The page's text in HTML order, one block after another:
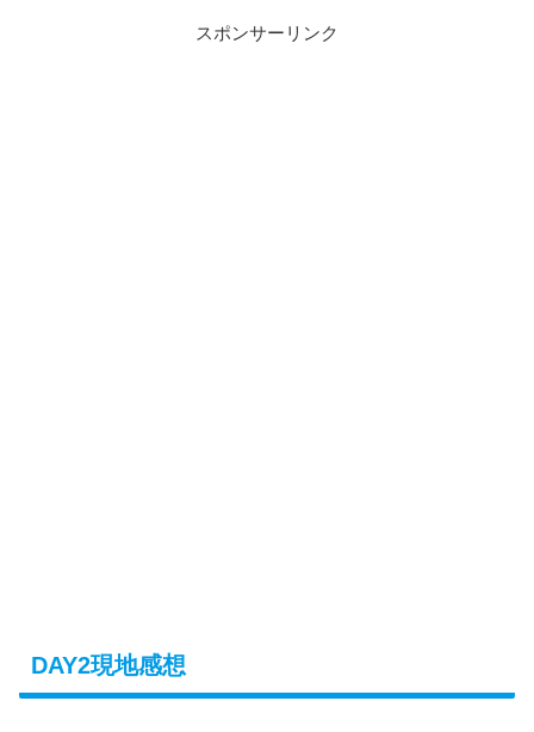
スポンサーリンク
DAY2現地感想